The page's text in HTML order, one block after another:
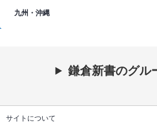
九州・沖縄
鎌倉新書のグル
サイトについて